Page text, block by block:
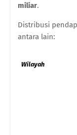
miliar.
Distribusi
antara lain:
Wilayah